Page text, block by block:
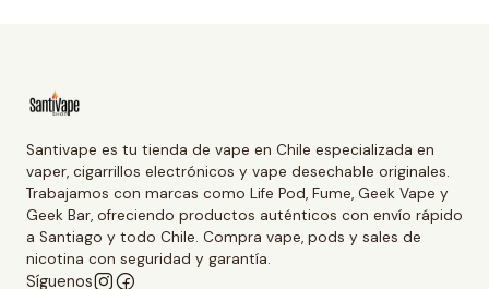
Santivape es tu tienda de vape en Chile especializada en
vaper, cigarrillos electrónicos y vape desechable originales.
Trabajamos con marcas como Life Pod, Fume, Geek Vape y
Geek Bar, ofreciendo productos auténticos con envío rápido
a Santiago y todo Chile. Compra vape, pods y sales de
nicotina con seguridad y garantía.
Síguenos